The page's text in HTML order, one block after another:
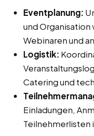
Eventplanung:
und Organisation
Webinaren und
Logistik:
Catering und
Einladungen,
Teilnehmerlisten